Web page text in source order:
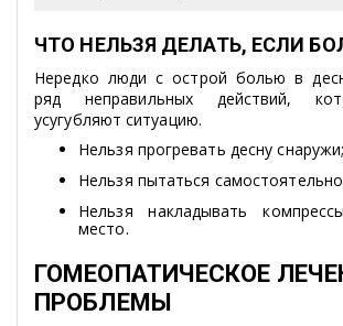
ЧТО НЕЛЬЗЯ ДЕЛАТЬ, ЕСЛИ
Нередко люди с острой болью в
ряд неправильных действий,
усугубляют ситуацию.
Нельзя прогревать десну снаружи;
Нельзя пытаться
Нельзя накладывать
место.
ГОМЕОПАТИЧЕСКОЕ
ПРОБЛЕМЫ